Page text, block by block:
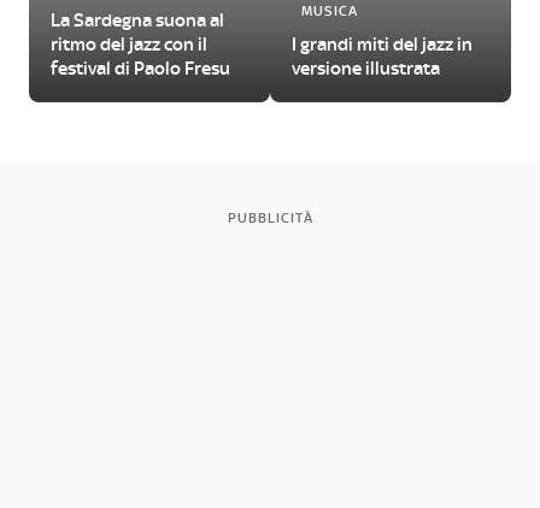
La Sardegna suona al
ritmo del jazz con il
festival di Paolo Fresu
MUSICA
I grandi miti del jazz in
versione illustrata
PUBBLICITÀ